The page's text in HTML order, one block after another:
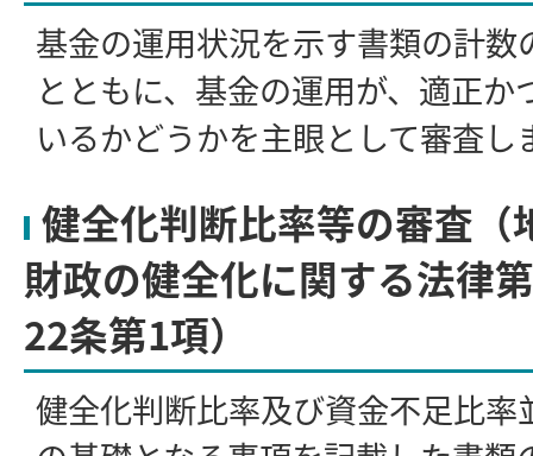
基金の運用状況を示す書類の計
とともに、基金の運用が、適正か
いるかどうかを主眼として審査し
健全化判断比率等の審査（
財政の健全化に関する法律
22条第1項）
健全化判断比率及び資金不足比率